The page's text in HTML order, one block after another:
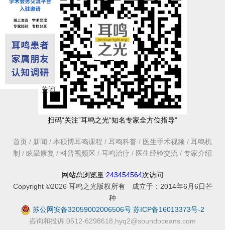
关闭
扫码“关注”耳鸣之光“知名专家全方位指导”
首页 / 新闻 / 本硕博耳鸣课程 / 耳鸣科普 / 医生手术视频 / 耳鸣机
制 / 眩晕康复 / 科普视频区 / 耳鸣治疗 / 医生经验交流 / 专家介绍
网站总浏览量:243454564次访问
Copyright ©2026 耳鸣之光版权所有 成立于：2014年6月6日芒
种
苏公网安备32059002006506号 苏ICP备16013373号-2
咨询和投诉:0512-6298618,hyq2@soundoceans.com